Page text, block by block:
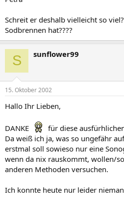
Schreit er deshalb vielleicht so
Sodbrennen hat????
S sunflower99
15. Oktober 2002
Hallo Ihr Lieben,
DANKE
für diese
Da weiß ich ja, was so ungefähr
erstmal soll sowieso nur eine
wenn da nix rauskommt, wollen/
anderen Methoden versuchen.
Ich konnte heute nur leider